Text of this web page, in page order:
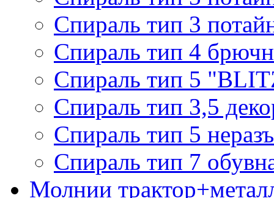
Спираль тип 3
Спираль тип 4
Спираль тип 5
Спираль тип 3,5
Спираль тип 5
Спираль тип 7
Молнии